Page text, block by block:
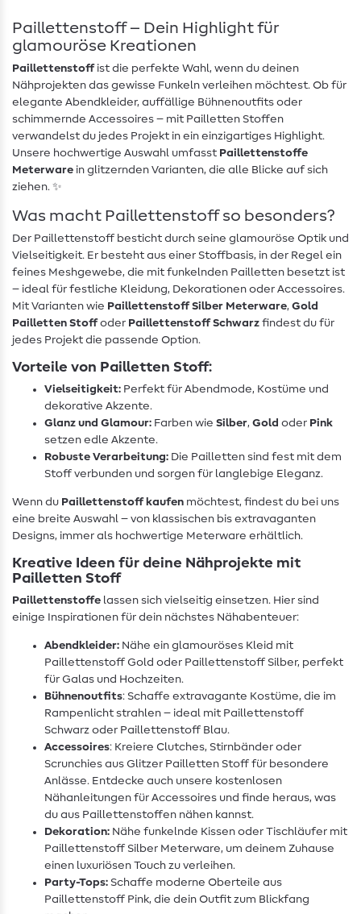
Paillettenstoff – Dein Highlight für
glamouröse Kreationen
Paillettenstoffist die perfekte Wahl, wenn du deinen
Nähprojekten das gewisse Funkeln verleihen möchtest. Ob für
elegante Abendkleider, auffällige Bühnenoutfits oder
schimmernde Accessoires – mit Pailletten Stoffen
verwandelst du jedes Projekt in ein einzigartiges Highlight.
Unsere hochwertige Auswahl umfasst Paillettenstoffe
Meterware in glitzernden Varianten, die alle Blicke auf sich
ziehen. ✨
Was macht Paillettenstoff so besonders?
Der Paillettenstoff besticht durch seine glamouröse Optik und
Vielseitigkeit. Er besteht aus einer Stoffbasis, in der Regel ein
feines Meshgewebe, die mit funkelnden Pailletten besetzt ist
– ideal für festliche Kleidung, Dekorationen oder Accessoires.
Mit Varianten wie Paillettenstoff Silber Meterware, Gold
Pailletten Stoffoder Paillettenstoff Schwarz findest du für
jedes Projekt die passende Option.
Vorteile von Pailletten Stoff:
Vielseitigkeit: Perfekt für Abendmode, Kostüme und
dekorative Akzente.
Glanz und Glamour: Farben wie Silber, Gold oder Pink
setzen edle Akzente.
Robuste Verarbeitung: Die Pailletten sind fest mit dem
Stoff verbunden und sorgen für langlebige Eleganz.
Wenn du Paillettenstoff kaufen möchtest, findest du bei uns
eine breite Auswahl – von klassischen bis extravaganten
Designs, immer als hochwertige Meterware erhältlich.
Kreative Ideen für deine Nähprojekte mit
Pailletten Stoff
Paillettenstoffe lassen sich vielseitig einsetzen. Hier sind
einige Inspirationen für dein nächstes Nähabenteuer:
Abendkleider: Nähe ein glamouröses Kleid mit
Paillettenstoff Gold oder Paillettenstoff Silber, perfekt
für Galas und Hochzeiten.
Bühnenoutfits: Schaffe extravagante Kostüme, die im
Rampenlicht strahlen – ideal mit Paillettenstoff
Schwarz oder Paillettenstoff Blau.
Accessoires: Kreiere Clutches, Stirnbänder oder
Scrunchies aus Glitzer Pailletten Stoff für besondere
Anlässe. Entdecke auch unsere kostenlosen
Nähanleitungen für Accessoires und finde heraus, was
du aus Paillettenstoffen nähen kannst.
Dekoration: Nähe funkelnde Kissen oder Tischläufer mit
Paillettenstoff Silber Meterware, um deinem Zuhause
einen luxuriösen Touch zu verleihen.
Party-Tops: Schaffe moderne Oberteile aus
Paillettenstoff Pink, die dein Outfit zum Blickfang